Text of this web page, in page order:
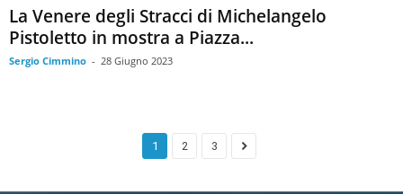
La Venere degli Stracci di Michelangelo
Pistoletto in mostra a Piazza...
Sergio Cimmino - 28 Giugno 2023
1 2 3